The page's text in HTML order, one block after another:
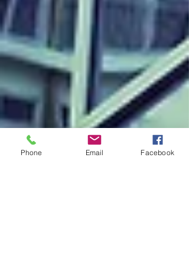
Phone Email Facebook